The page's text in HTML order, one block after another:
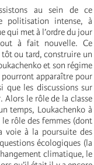
au sein de ce
politisation intense, à
qui met à l’ordre du jour
à fait nouvelle. Ce
ou tard, construire un
et son régime
apparaître pour
que les discussions sur
Alors le rôle de la classe
temps, Loukachenko à
rôle des femmes (dont
voie à la poursuite des
écologiques (la
climatique, le